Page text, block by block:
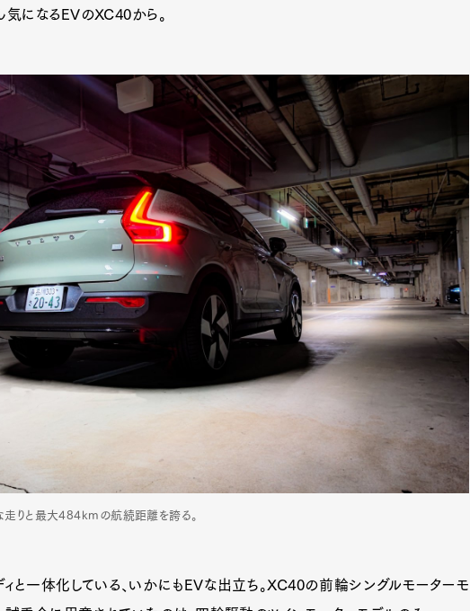
気になるEVのXC40から。
走りと最大484kmの航続距離を誇る。
ィと一体化している、いかにもEVな出立ち。XC40の前輪シングルモーターモ